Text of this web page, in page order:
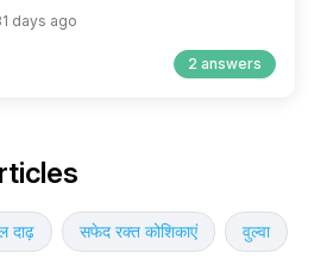
days ago
2 answers
दाढ़ सफेद रक्त कोशिकाएं वुल्वा